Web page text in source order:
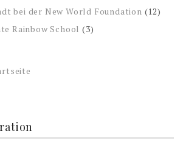
bei der New World Foundation (12)
Rainbow School (3)